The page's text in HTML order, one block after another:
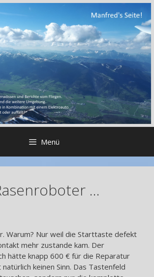
Menü
…
Warum? Nur weil die Starttaste defekt
mehr zustande kam. Der
hätte knapp 600 € für die Reparatur
keinen Sinn. Das Tastenfeld